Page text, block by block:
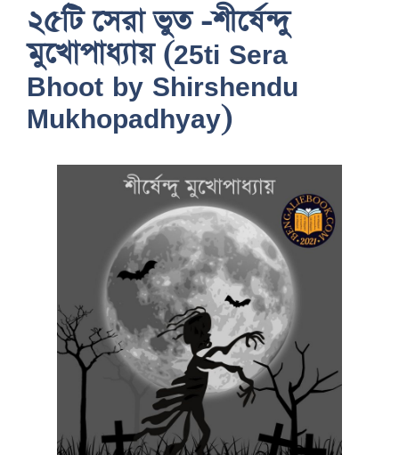
২৫টি সেরা ভুত -শীর্ষেন্দু
মুখোপাধ্যায় (25ti Sera
Bhoot by Shirshendu
Mukhopadhyay)